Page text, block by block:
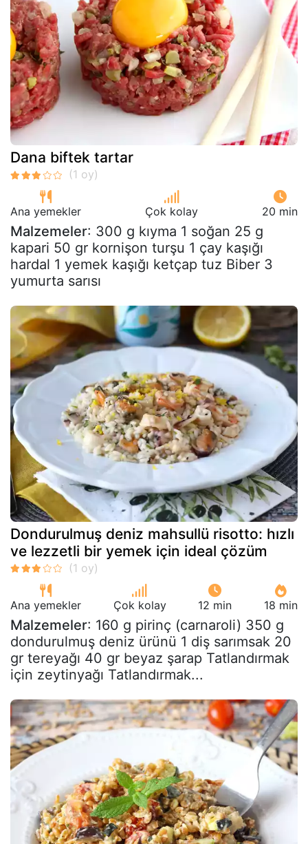
Dana biftek tartar
Ana yemekler Çok kolay 20 min
Malzemeler: 300 g kıyma 1 soğan 25 g
kapari 50 gr kornişon turşu 1 çay kaşığı
hardal 1 yemek kaşığı ketçap tuz Biber 3
yumurta sarısı
Dondurulmuş deniz mahsullü risotto: hızlı
ve lezzetli bir yemek için ideal çözüm
Ana yemekler Çok kolay 12 min 18 min
Malzemeler: 160 g pirinç (carnaroli) 350 g
dondurulmuş deniz ürünü 1 diş sarımsak 20
gr tereyağı 40 gr beyaz şarap Tatlandırmak
için zeytinyağı Tatlandırmak...